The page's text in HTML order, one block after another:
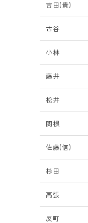
吉田(貴)
古谷
小林
藤井
松井
関根
佐藤(信)
杉田
高張
反町